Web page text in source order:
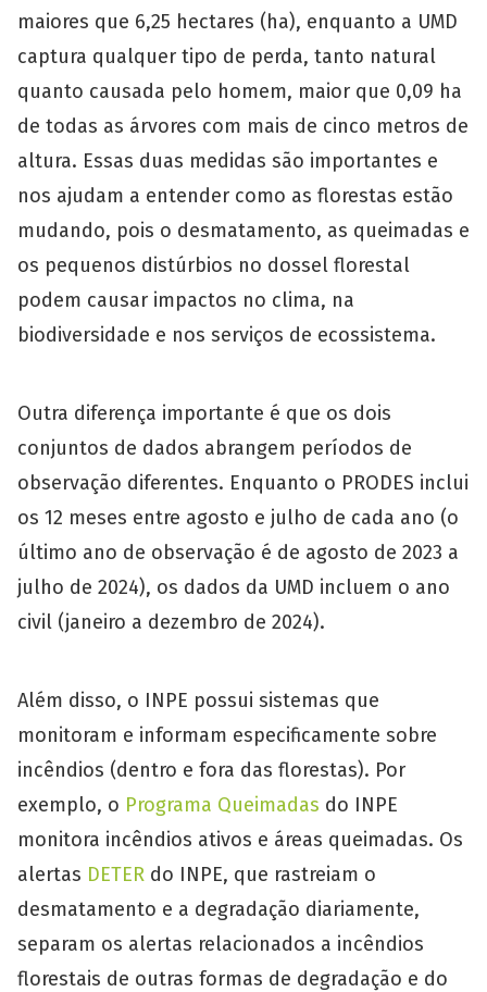
maiores que 6,25 hectares (ha), enquanto a UMD
captura qualquer tipo de perda, tanto natural
quanto causada pelo homem, maior que 0,09 ha
de todas as árvores com mais de cinco metros de
altura. Essas duas medidas são importantes e
nos ajudam a entender como as florestas estão
mudando, pois o desmatamento, as queimadas e
os pequenos distúrbios no dossel florestal
podem causar impactos no clima, na
biodiversidade e nos serviços de ecossistema.
Outra diferença importante é que os dois
conjuntos de dados abrangem períodos de
observação diferentes. Enquanto o PRODES inclui
os 12 meses entre agosto e julho de cada ano (o
último ano de observação é de agosto de 2023 a
julho de 2024), os dados da UMD incluem o ano
civil (janeiro a dezembro de 2024).
Além disso, o INPE possui sistemas que
monitoram e informam especificamente sobre
incêndios (dentro e fora das florestas). Por
exemplo, o Programa Queimadas do INPE
monitora incêndios ativos e áreas queimadas. Os
alertas DETER do INPE, que rastreiam o
desmatamento e a degradação diariamente,
separam os alertas relacionados a incêndios
florestais de outras formas de degradação e do